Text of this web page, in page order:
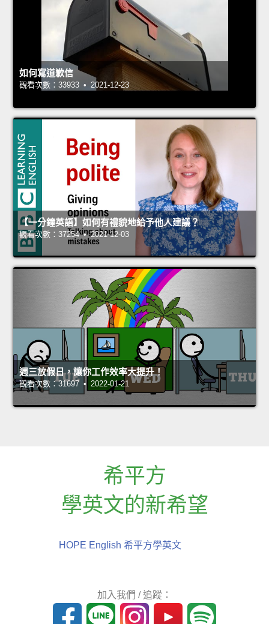
如何寫道歉信
觀看次數：33933 • 2021-12-23
【一分鐘英語】如何有禮貌地給予他人建議？
觀看次數：37254 • 2021-12-03
週三放假日，讓你工作效率大提升！
觀看次數：31697 • 2022-01-21
希平方
學英文的新希望
HOPE English 希平方學英文
加入我們 / 追蹤：